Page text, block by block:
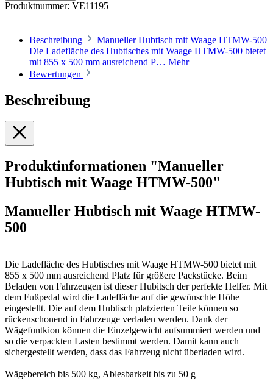
Produktnummer: VE11195
Beschreibung
Manueller Hubtisch mit Waage HTMW-500
Die Ladefläche des Hubtisches mit Waage HTMW-500 bietet
mit 855 x 500 mm ausreichend P… Mehr
Bewertungen
Beschreibung
Produktinformationen "Manueller
Hubtisch mit Waage HTMW-500"
Manueller Hubtisch mit Waage HTMW-
500
Die Ladefläche des Hubtisches mit Waage HTMW-500 bietet mit
855 x 500 mm ausreichend Platz für größere Packstücke. Beim
Beladen von Fahrzeugen ist dieser Hubitsch der perfekte Helfer. Mit
dem Fußpedal wird die Ladefläche auf die gewünschte Höhe
eingestellt. Die auf dem Hubtisch platzierten Teile können so
rückenschonend in Fahrzeuge verladen werden. Dank der
Wägefuntkion können die Einzelgewicht aufsummiert werden und
so die verpackten Lasten bestimmt werden. Damit kann auch
sichergestellt werden, dass das Fahrzeug nicht überladen wird.
Wägebereich bis 500 kg, Ablesbarkeit bis zu 50 g